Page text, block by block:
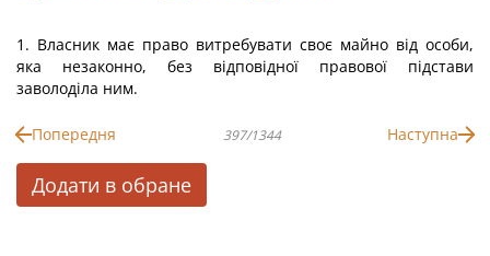
1. Власник має право витребувати своє майно від особи,
яка незаконно, без відповідної правової підстави
заволоділа ним.
Попередня 397/1344 Наступна
Додати в обране